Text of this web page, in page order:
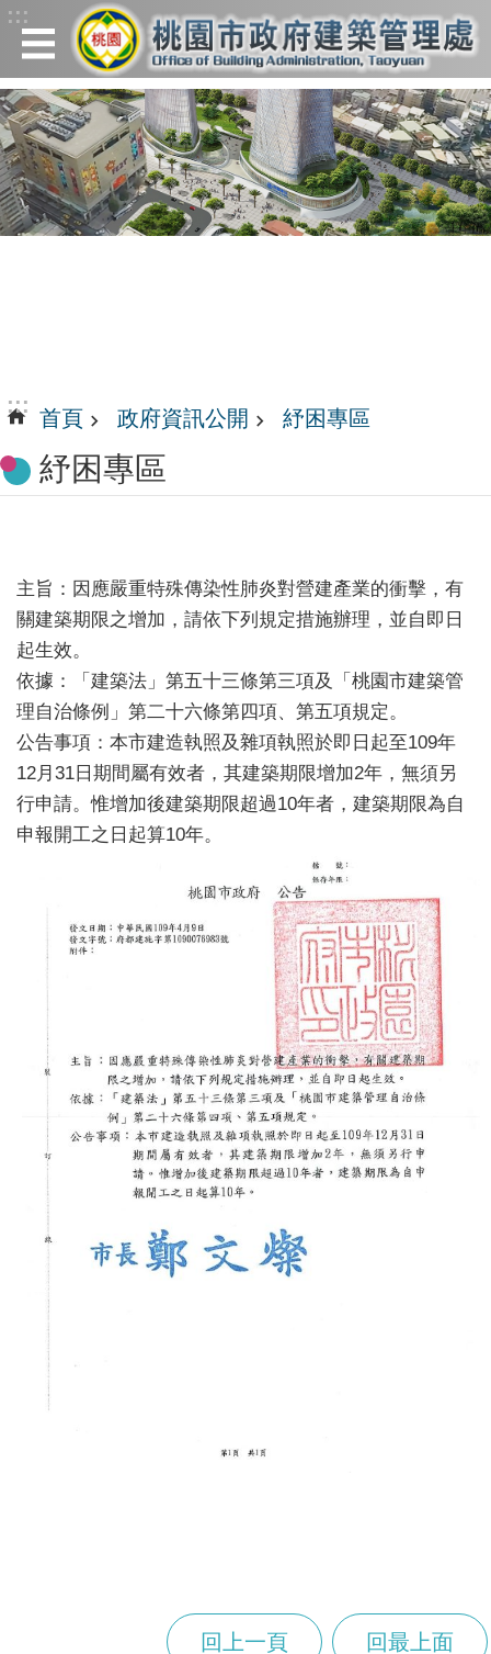
跳到主要內容區塊
:::
:::
首頁 政府資訊公開 紓困專區
紓困專區
主旨：因應嚴重特殊傳染性肺炎對營建產業的衝擊，有
關建築期限之增加，請依下列規定措施辦理，並自即日
起生效。
依據：「建築法」第五十三條第三項及「桃園市建築管
理自治條例」第二十六條第四項、第五項規定。
公告事項：本市建造執照及雜項執照於即日起至109年
12月31日期間屬有效者，其建築期限增加2年，無須另
行申請。惟增加後建築期限超過10年者，建築期限為自
申報開工之日起算10年。
回上一頁 回最上面